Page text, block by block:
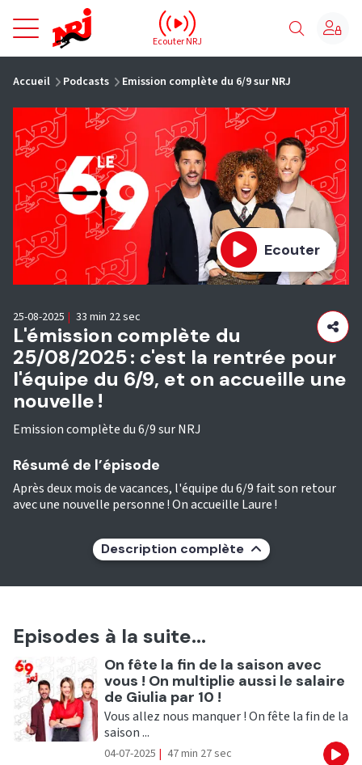
NRJ - Accueil
Ecouter NRJ
Accueil Podcasts Emission complète du 6/9 sur NRJ
Ecouter
L'émission complète du
25/08/2025 : c'est la rentrée pour
l'équipe du 6/9, et on accueille une
nouvelle !
Emission complète du 6/9 sur NRJ
25-08-2025 | 33 min 22 sec
Résumé de l’épisode
Après deux mois de vacances, l'équipe du 6/9 fait son retour
avec une nouvelle personne ! On accueille Laure !
Description complète
Episodes à la suite...
Ecouter
On fête la fin de la saison avec
vous ! On multiplie aussi le salaire
de Giulia par 10 !
Vous allez nous manquer ! On fête la fin de la
saison ...
04-07-2025 | 47 min 27 sec